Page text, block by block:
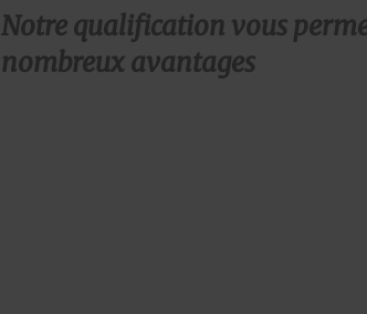
Notre qualification vous
nombreux avantages